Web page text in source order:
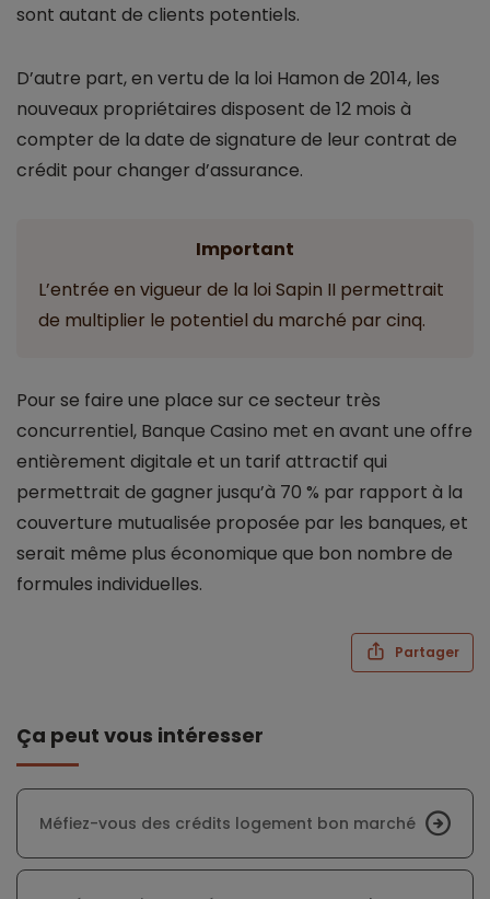
sont autant de clients potentiels.
D’autre part, en vertu de la loi Hamon de 2014, les
nouveaux propriétaires disposent de 12 mois à
compter de la date de signature de leur contrat de
crédit pour changer d’assurance.
Important
L’entrée en vigueur de la loi Sapin II permettrait
de multiplier le potentiel du marché par cinq.
Pour se faire une place sur ce secteur très
concurrentiel, Banque Casino met en avant une offre
entièrement digitale et un tarif attractif qui
permettrait de gagner jusqu’à 70 % par rapport à la
couverture mutualisée proposée par les banques, et
serait même plus économique que bon nombre de
formules individuelles.
Partager
Ça peut vous intéresser
Méfiez-vous des crédits logement bon marché